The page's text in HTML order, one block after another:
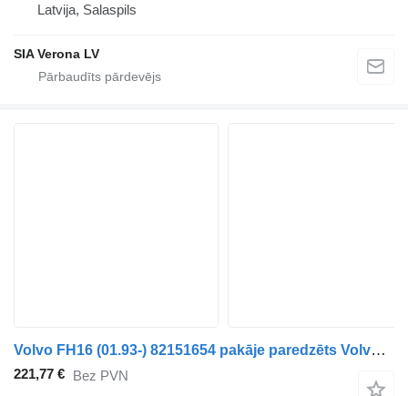
Latvija, Salaspils
SIA Verona LV
Volvo FH16 (01.93-) 82151654 pakāje paredzēts Volvo FH12, FH16, NH12, FH, VNL780 (1993-2014) vilcēja
221,77 € Bez PVN